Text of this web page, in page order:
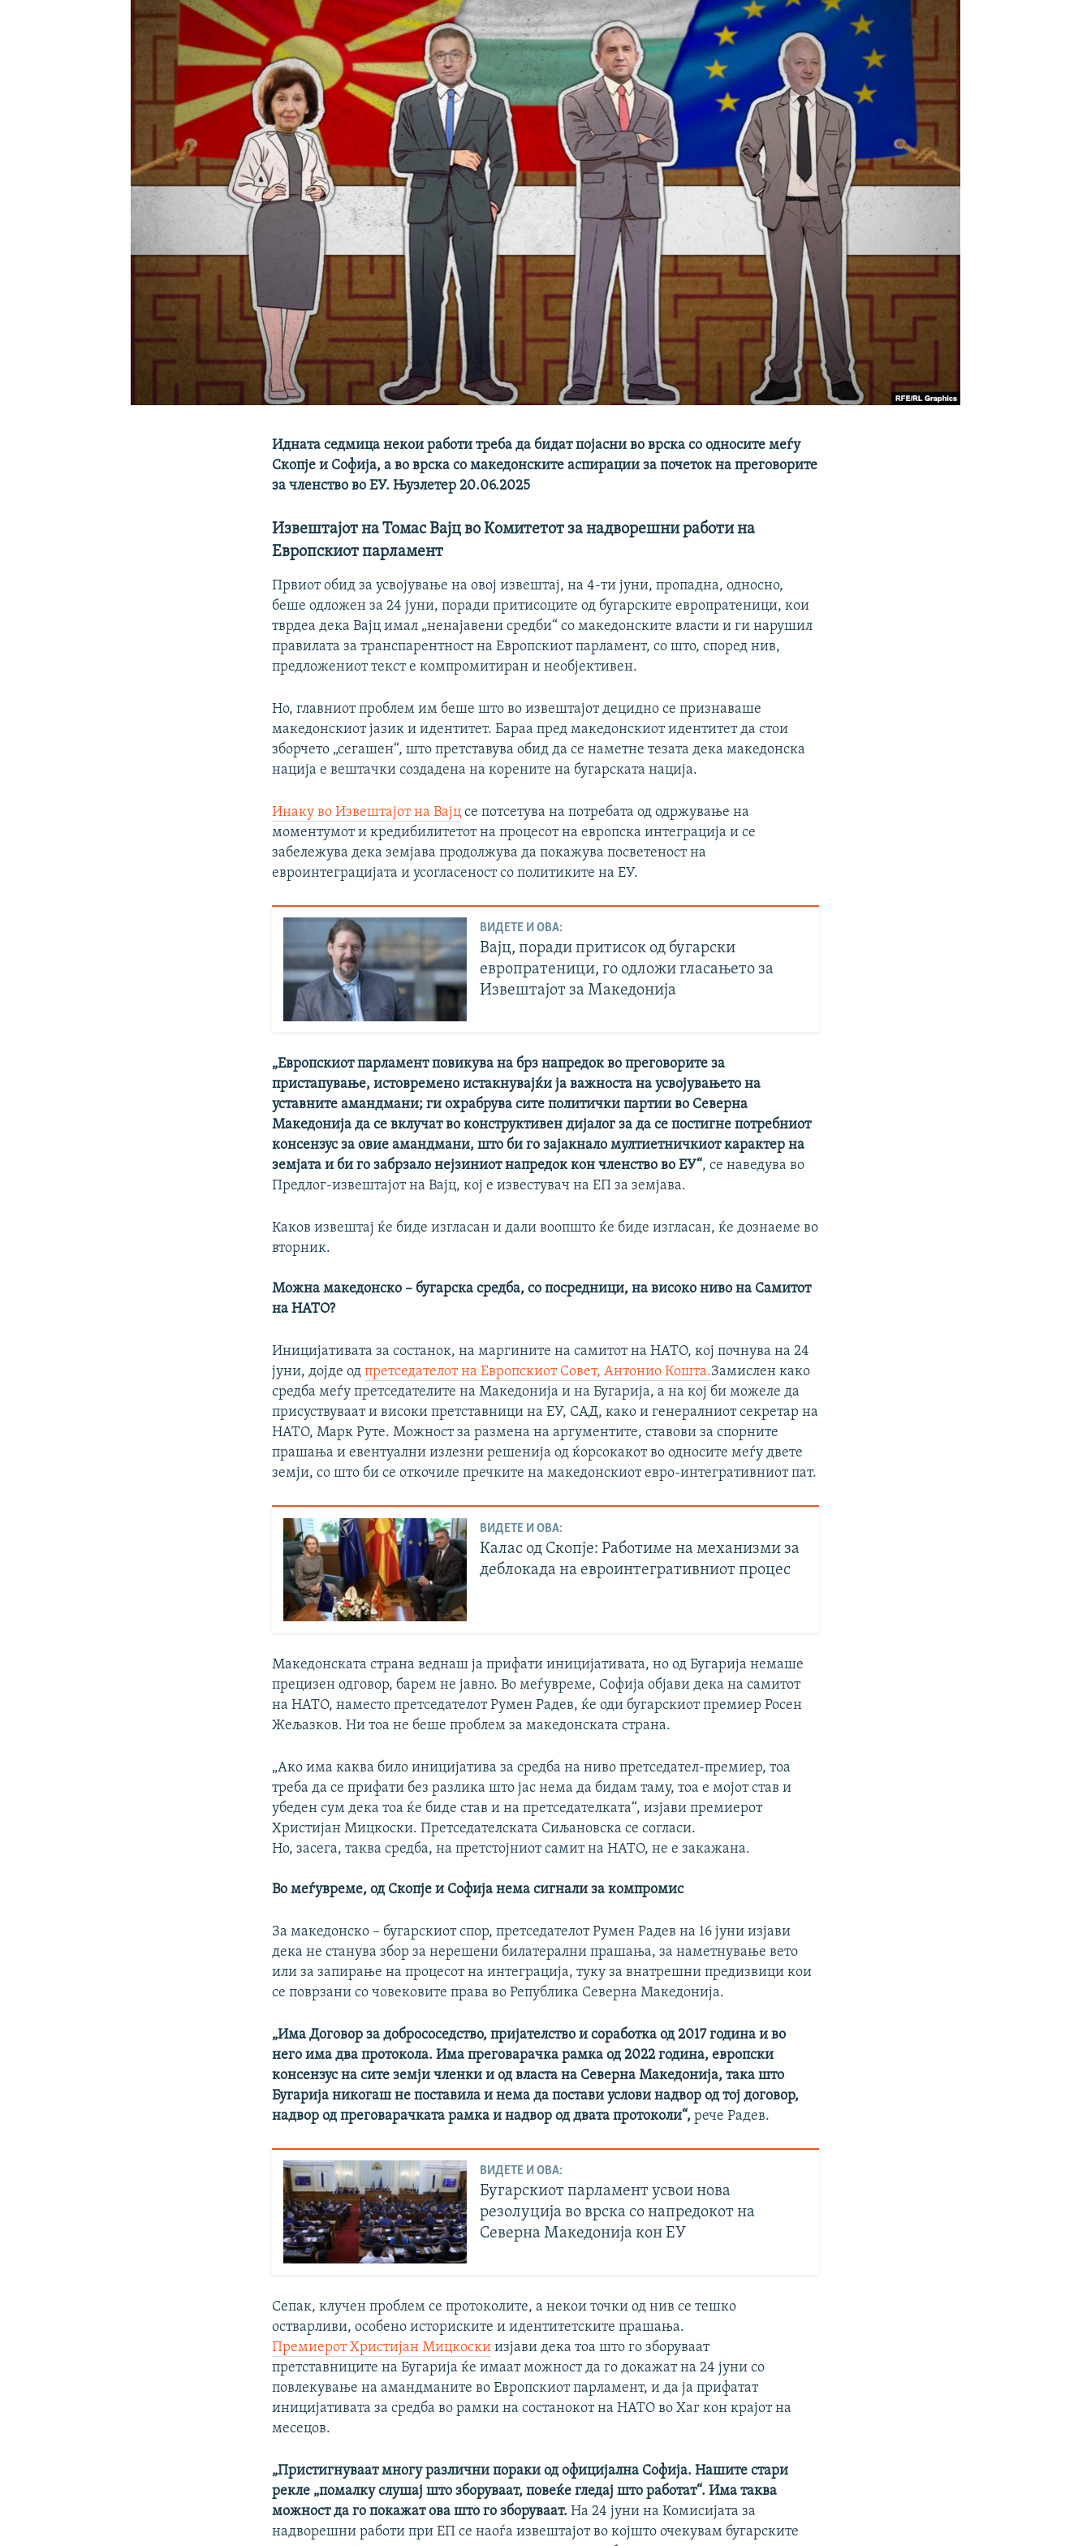
Идната седмица некои работи треба да бидат појасни во врска со односите меѓу
Скопје и Софија, а во врска со македонските аспирации за почеток на преговорите
за членство во ЕУ. Њузлетер 20.06.2025
Извештајот на Томас Вајц во Комитетот за надворешни работи на
Европскиот парламент
Првиот обид за усвојување на овој извештај, на 4-ти јуни, пропадна, односно,
беше одложен за 24 јуни, поради притисоците од бугарските европратеници, кои
тврдеа дека Вајц имал „ненајавени средби“ со македонските власти и ги нарушил
правилата за транспарентност на Европскиот парламент, со што, според нив,
предложениот текст е компромитиран и необјективен.
Но, главниот проблем им беше што во извештајот децидно се признаваше
македонскиот јазик и идентитет. Бараа пред македонскиот идентитет да стои
зборчето „сегашен“, што претставува обид да се наметне тезата дека македонска
нација е вештачки создадена на корените на бугарската нација.
Инаку во Извештајот на Вајц се потсетува на потребата од одржување на
моментумот и кредибилитетот на процесот на европска интеграција и се
забележува дека земјава продолжува да покажува посветеност на
евроинтеграцијата и усогласеност со политиките на ЕУ.
ВИДЕТЕ И ОВА:
Вајц, поради притисок од бугарски
европратеници, го одложи гласањето за
Извештајот за Македонија
„Европскиот парламент повикува на брз напредок во преговорите за
пристапување, истовремено истакнувајќи ја важноста на усвојувањето на
уставните амандмани; ги охрабрува сите политички партии во Северна
Македонија да се вклучат во конструктивен дијалог за да се постигне потребниот
консензус за овие амандмани, што би го зајакнало мултиетничкиот карактер на
земјата и би го забрзало нејзиниот напредок кон членство во ЕУ“, се наведува во
Предлог-извештајот на Вајц, кој е известувач на ЕП за земјава.
Каков извештај ќе биде изгласан и дали воопшто ќе биде изгласан, ќе дознаеме во
вторник.
Можна македонско – бугарска средба, со посредници, на високо ниво на Самитот
на НАТО?
Иницијативата за состанок, на маргините на самитот на НАТО, кој почнува на 24
јуни, дојде одпретседателот на Европскиот Совет, Антонио Кошта.Замислен како
средба меѓу претседателите на Македонија и на Бугарија, а на кој би можеле да
присуствуваат и високи претставници на ЕУ, САД, како и генералниот секретар на
НАТО, Марк Руте. Можност за размена на аргументите, ставови за спорните
прашања и евентуални излезни решенија од ќорсокакот во односите меѓу двете
земји, со што би се откочиле пречките на македонскиот евро-интегративниот пат.
ВИДЕТЕ И ОВА:
Калас од Скопје: Работиме на механизми за
деблокада на евроинтегративниот процес
Македонската страна веднаш ја прифати иницијативата, но од Бугарија немаше
прецизен одговор, барем не јавно. Во меѓувреме, Софија објави дека на самитот
на НАТО, наместо претседателот Румен Радев, ќе оди бугарскиот премиер Росен
Жељазков. Ни тоа не беше проблем за македонската страна.
„Ако има каква било иницијатива за средба на ниво претседател-премиер, тоа
треба да се прифати без разлика што јас нема да бидам таму, тоа е мојот став и
убеден сум дека тоа ќе биде став и на претседателката“, изјави премиерот
Христијан Мицкоски. Претседателската Сиљановска се согласи.
Но, засега, таква средба, на претстојниот самит на НАТО, не е закажана.
Во меѓувреме, од Скопје и Софија нема сигнали за компромис
За македонско – бугарскиот спор, претседателот Румен Радев на 16 јуни изјави
дека не станува збор за нерешени билатерални прашања, за наметнување вето
или за запирање на процесот на интеграција, туку за внатрешни предизвици кои
се поврзани со човековите права во Република Северна Македонија.
„Има Договор за добрососедство, пријателство и соработка од 2017 година и во
него има два протокола. Има преговарачка рамка од 2022 година, европски
консензус на сите земји членки и од власта на Северна Македонија, така што
Бугарија никогаш не поставила и нема да постави услови надвор од тој договор,
надвор од преговарачката рамка и надвор од двата протоколи“, рече Радев.
ВИДЕТЕ И ОВА:
Бугарскиот парламент усвои нова
резолуција во врска со напредокот на
Северна Македонија кон ЕУ
Сепак, клучен проблем се протоколите, а некои точки од нив се тешко
остварливи, особено историските и идентитетските прашања.
Премиерот Христијан Мицкоски изјави дека тоа што го зборуваат
претставниците на Бугарија ќе имаат можност да го докажат на 24 јуни со
повлекување на амандманите во Европскиот парламент, и да ја прифатат
иницијативата за средба во рамки на состанокот на НАТО во Хаг кон крајот на
месецов.
„Пристигнуваат многу различни пораки од официјална Софија. Нашите стари
рекле „помалку слушај што зборуваат, повеќе гледај што работат“. Има таква
можност да го покажат ова што го зборуваат. На 24 јуни на Комисијата за
надворешни работи при ЕП се наоѓа извештајот во којшто очекувам бугарските